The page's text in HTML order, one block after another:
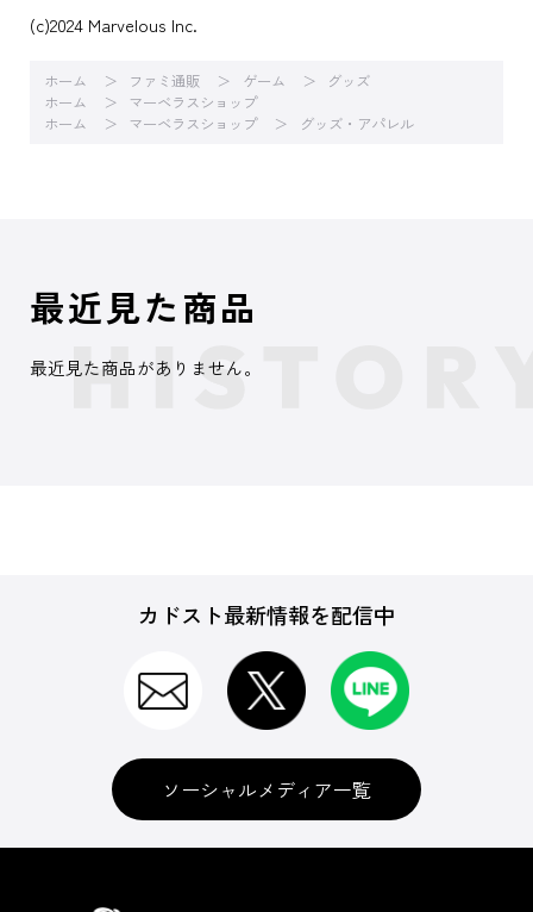
(c)2024 Marvelous Inc.
ホーム ファミ通販 ゲーム
グッズ
ホーム
マーベラスショップ
ホーム
マーベラスショップ グッズ・アパレル
最近見た商品
最近見た商品がありません。
カドスト最新情報を配信中
ソーシャルメディア一覧